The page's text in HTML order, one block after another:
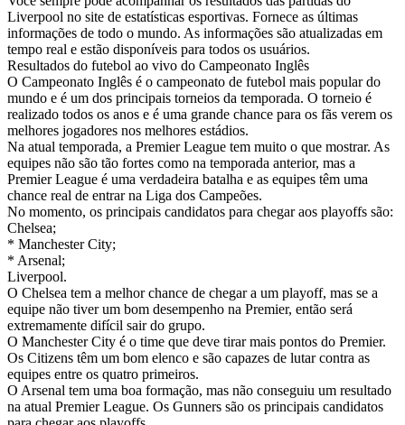
Liverpool no site de estatísticas esportivas. Fornece as últimas
informações de todo o mundo. As informações são atualizadas em
tempo real e estão disponíveis para todos os usuários.
Resultados do futebol ao vivo do Campeonato Inglês
O Campeonato Inglês é o campeonato de futebol mais popular do
mundo e é um dos principais torneios da temporada. O torneio é
realizado todos os anos e é uma grande chance para os fãs verem os
melhores jogadores nos melhores estádios.
Na atual temporada, a Premier League tem muito o que mostrar. As
equipes não são tão fortes como na temporada anterior, mas a
Premier League é uma verdadeira batalha e as equipes têm uma
chance real de entrar na Liga dos Campeões.
No momento, os principais candidatos para chegar aos playoffs são:
Chelsea;
* Manchester City;
* Arsenal;
Liverpool.
O Chelsea tem a melhor chance de chegar a um playoff, mas se a
equipe não tiver um bom desempenho na Premier, então será
extremamente difícil sair do grupo.
O Manchester City é o time que deve tirar mais pontos do Premier.
Os Citizens têm um bom elenco e são capazes de lutar contra as
equipes entre os quatro primeiros.
O Arsenal tem uma boa formação, mas não conseguiu um resultado
na atual Premier League. Os Gunners são os principais candidatos